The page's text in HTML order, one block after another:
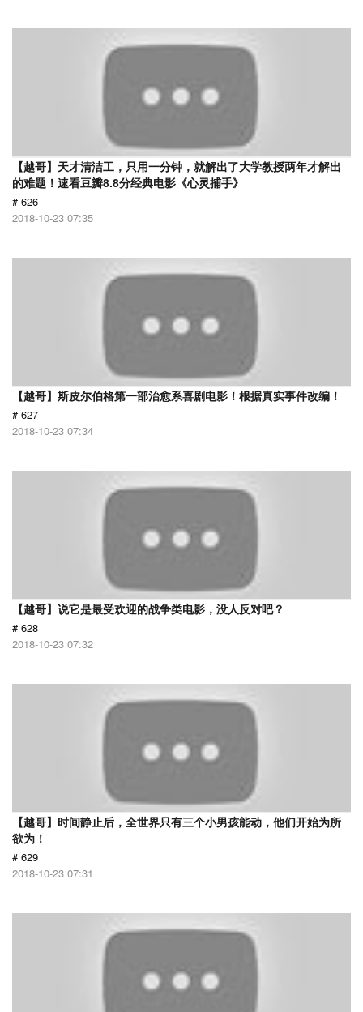
【越哥】天才清洁工，只用一分钟，就解出了大学教授两年才解出
的难题！速看豆瓣8.8分经典电影《心灵捕手》
# 626
2018-10-23 07:35
【越哥】斯皮尔伯格第一部治愈系喜剧电影！根据真实事件改编！
# 627
2018-10-23 07:34
【越哥】说它是最受欢迎的战争类电影，没人反对吧？
# 628
2018-10-23 07:32
【越哥】时间静止后，全世界只有三个小男孩能动，他们开始为所
欲为！
# 629
2018-10-23 07:31